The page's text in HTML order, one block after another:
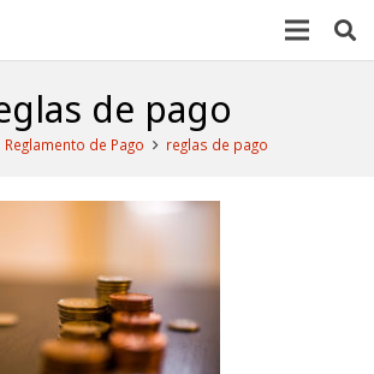
de pago
Reglamento de Pago reglas de pago